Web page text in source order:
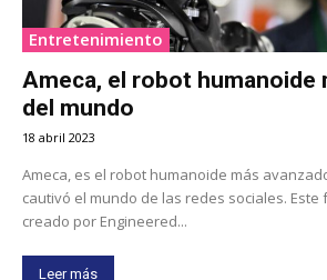
Entretenimiento
Ameca, el robot humanoide
del mundo
18 abril 2023
Ameca, es el robot humanoide más
cautivó el mundo de las redes sociales.
creado por Engineered...
Leer más